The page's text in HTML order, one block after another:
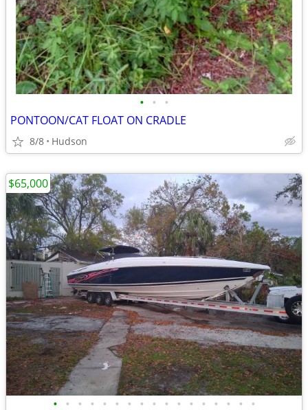
• • •
PONTOON/CAT FLOAT ON CRADLE
8/8 Hudson
• • • • • • • • • • • • • • • • •
$65,000